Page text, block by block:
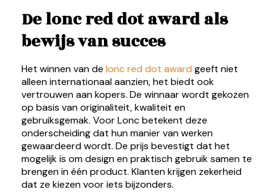
De lonc red dot award als
bewijs van succes
Het winnen van de lonc red dot award geeft niet
alleen internationaal aanzien, het biedt ook
vertrouwen aan kopers. De winnaar wordt gekozen
op basis van originaliteit, kwaliteit en
gebruiksgemak. Voor Lonc betekent deze
onderscheiding dat hun manier van werken
gewaardeerd wordt. De prijs bevestigt dat het
mogelijk is om design en praktisch gebruik samen te
brengen in één product. Klanten krijgen zekerheid
dat ze kiezen voor iets bijzonders.